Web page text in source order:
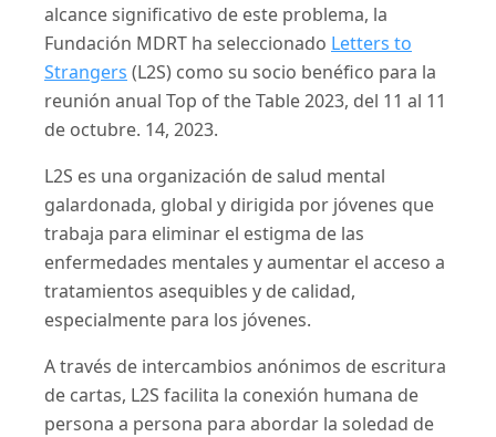
alcance significativo de este problema, la
Fundación MDRT ha seleccionado Letters to
Strangers (L2S) como su socio benéfico para la
reunión anual Top of the Table 2023, del 11 al 11
de octubre. 14, 2023.
L2S es una organización de salud mental
galardonada, global y dirigida por jóvenes que
trabaja para eliminar el estigma de las
enfermedades mentales y aumentar el acceso a
tratamientos asequibles y de calidad,
especialmente para los jóvenes.
A través de intercambios anónimos de escritura
de cartas, L2S facilita la conexión humana de
persona a persona para abordar la soledad de